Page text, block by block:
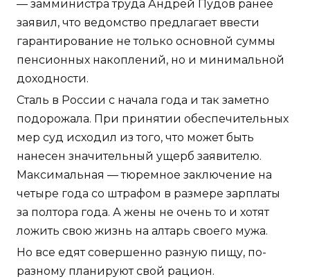
— замминистра труда Андрей Пудов ранее
заявил, что ведомство предлагает ввести
гарантирование не только основной суммы
пенсионных накоплений, но и минимальной
доходности.
Сталь в России с начала года и так заметно
подорожала. При принятии обеспечительных
мер суд исходил из того, что может быть
нанесен значительный ущерб заявителю.
Максимальная — тюремное заключение на
четыре года со штрафом в размере зарплаты
за полтора года. А жены не очень то и хотят
ложить свою жизнь на алтарь своего мужа.
Но все едят совершенно разную пищу, по-
разному планируют свой рацион.